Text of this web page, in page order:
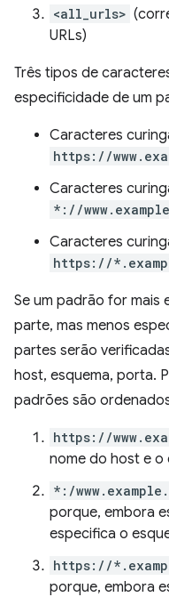
<all_urls>
URLs)
Três tipos de
especificidade de um
Caracteres
https://
Caracteres
*://
Caracteres
https://
Se um padrão for mais
parte, mas menos
partes serão
host, esquema, porta.
padrões são
https://
nome do host e o
*:/
porque, embora
especifica o
https://
porque, embora